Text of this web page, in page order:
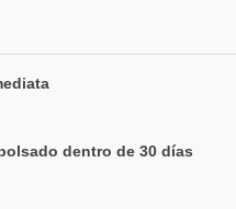
dentro de 30 días